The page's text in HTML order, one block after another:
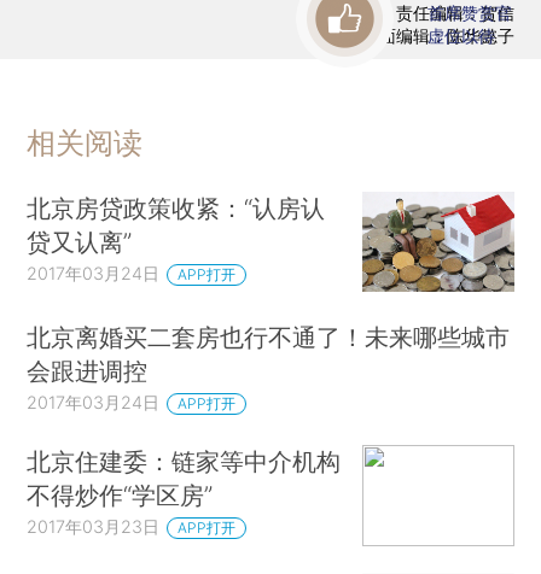
责任编辑：贺信
版面编辑：陈华懿子
首席赞赏官
虚位以待
相关阅读
北京房贷政策收紧：“认房认
贷又认离”
2017年03月24日 APP打开
北京离婚买二套房也行不通了！未来哪些城市
会跟进调控
2017年03月24日 APP打开
北京住建委：链家等中介机构
不得炒作“学区房”
2017年03月23日 APP打开